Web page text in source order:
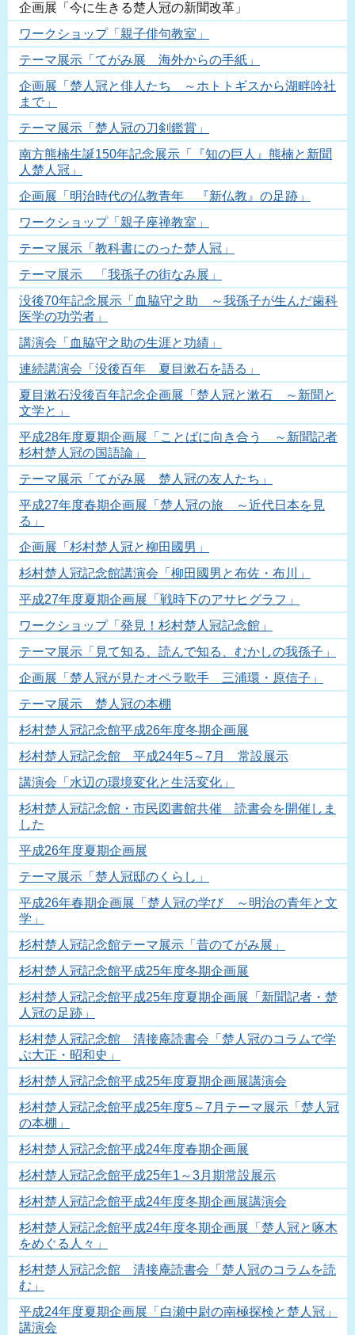
企画展「今に生きる楚人冠の新聞改革」
ワークショップ「親子俳句教室」
テーマ展示「てがみ展 海外からの手紙」
企画展「楚人冠と俳人たち ～ホトトギスから湖畔吟社
まで」
テーマ展示「楚人冠の刀剣鑑賞」
南方熊楠生誕150年記念展示「『知の巨人』熊楠と新聞
人楚人冠」
企画展「明治時代の仏教青年 『新仏教』の足跡」
ワークショップ「親子座禅教室」
テーマ展示「教科書にのった楚人冠」
テーマ展示 「我孫子の街なみ展」
没後70年記念展示「血脇守之助 ～我孫子が生んだ歯科
医学の功労者」
講演会「血脇守之助の生涯と功績」
連続講演会「没後百年 夏目漱石を語る」
夏目漱石没後百年記念企画展「楚人冠と漱石 ～新聞と
文学と」
平成28年度夏期企画展「ことばに向き合う ～新聞記者
杉村楚人冠の国語論」
テーマ展示「てがみ展 楚人冠の友人たち」
平成27年度春期企画展「楚人冠の旅 ～近代日本を見
る」
企画展「杉村楚人冠と柳田國男」
杉村楚人冠記念館講演会「柳田國男と布佐・布川」
平成27年度夏期企画展「戦時下のアサヒグラフ」
ワークショップ「発見！杉村楚人冠記念館」
テーマ展示「見て知る、読んで知る、むかしの我孫子」
企画展「楚人冠が見たオペラ歌手 三浦環・原信子」
テーマ展示 楚人冠の本棚
杉村楚人冠記念館平成26年度冬期企画展
杉村楚人冠記念館 平成24年5～7月 常設展示
講演会「水辺の環境変化と生活変化」
杉村楚人冠記念館・市民図書館共催 読書会を開催しま
した
平成26年度夏期企画展
テーマ展示「楚人冠邸のくらし」
平成26年春期企画展「楚人冠の学び ～明治の青年と文
学」
杉村楚人冠記念館テーマ展示「昔のてがみ展」
杉村楚人冠記念館平成25年度冬期企画展
杉村楚人冠記念館平成25年度夏期企画展「新聞記者・楚
人冠の足跡」
杉村楚人冠記念館 清接庵読書会「楚人冠のコラムで学
ぶ大正・昭和史」
杉村楚人冠記念館平成25年度夏期企画展講演会
杉村楚人冠記念館平成25年度5～7月テーマ展示「楚人冠
の本棚」
杉村楚人冠記念館平成24年度春期企画展
杉村楚人冠記念館平成25年1～3月期常設展示
杉村楚人冠記念館平成24年度冬期企画展講演会
杉村楚人冠記念館平成24年度冬期企画展「楚人冠と啄木
をめぐる人々」
杉村楚人冠記念館 清接庵読書会「楚人冠のコラムを読
む」
平成24年度夏期企画展「白瀬中尉の南極探検と楚人冠」
講演会